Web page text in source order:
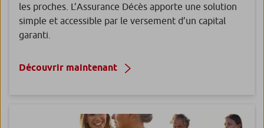
les proches. L’Assurance Décès apporte une solution
simple et accessible par le versement d’un capital
garanti.
Découvrir maintenant